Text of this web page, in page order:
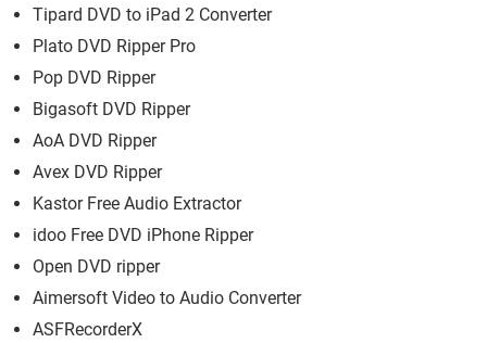
Tipard DVD to iPad 2 Converter
Plato DVD Ripper Pro
Pop DVD Ripper
Bigasoft DVD Ripper
AoA DVD Ripper
Avex DVD Ripper
Kastor Free Audio Extractor
idoo Free DVD iPhone Ripper
Open DVD ripper
Aimersoft Video to Audio Converter
ASFRecorderX